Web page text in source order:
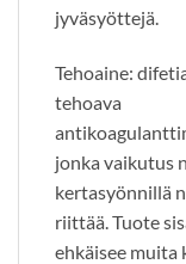
jyväsyöttejä.
Tehoaine:
tehoava
jonka vaikutus
kertasyönnillä
riittää. Tuote
ehkäisee muita